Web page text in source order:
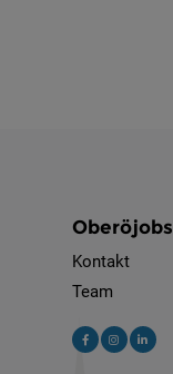
Oberöjobs
Kontakt
Team